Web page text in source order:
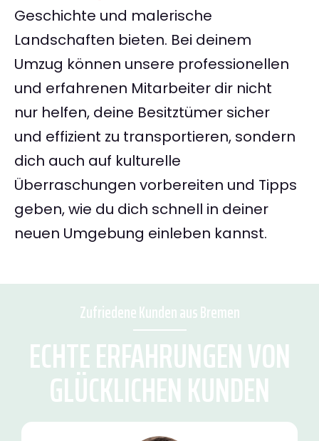
Geschichte und malerische
Landschaften bieten. Bei deinem
Umzug können unsere professionellen
und erfahrenen Mitarbeiter dir nicht
nur helfen, deine Besitztümer sicher
und effizient zu transportieren, sondern
dich auch auf kulturelle
Überraschungen vorbereiten und Tipps
geben, wie du dich schnell in deiner
neuen Umgebung einleben kannst.
Zufriedene Kunden aus Bremen
ECHTE ERFAHRUNGEN VON
GLÜCKLICHEN KUNDEN